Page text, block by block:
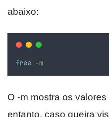
abaixo:
free -m
O -m mostra os
entanto, caso queira